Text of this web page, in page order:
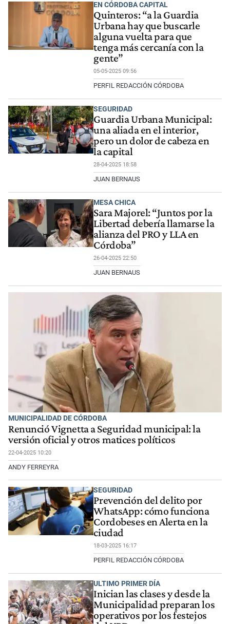
EN CÓRDOBA CAPITAL
Quinteros: “a la Guardia
Urbana hay que buscarle
alguna vuelta para que
tenga más cercanía con la
gente”
05-05-2025 09:56
PERFIL REDACCIÓN CÓRDOBA
SEGURIDAD
Guardia Urbana Municipal:
una aliada en el interior,
pero un dolor de cabeza en
la capital
28-04-2025 18:58
JUAN BERNAUS
MESA CHICA
Sara Majorel: “Juntos por la
Libertad debería llamarse la
alianza del PRO y LLA en
Córdoba”
26-04-2025 22:50
JUAN BERNAUS
MUNICIPALIDAD DE CÓRDOBA
Renunció Vignetta a Seguridad municipal: la
versión oficial y otros matices políticos
22-04-2025 10:20
ANDY FERREYRA
SEGURIDAD
Prevención del delito por
WhatsApp: cómo funciona
Cordobeses en Alerta en la
ciudad
18-03-2025 16:17
PERFIL REDACCIÓN CÓRDOBA
ULTIMO PRIMER DÍA
Inician las clases y desde la
Municipalidad preparan los
operativos por los festejos